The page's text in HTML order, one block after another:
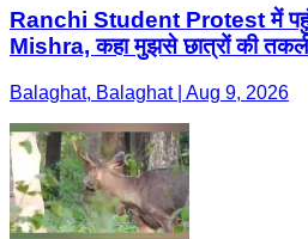
Ranchi Student Protest में
Mishra, कहा मुझसे छात्रों की
Balaghat, Balaghat | Aug 9, 2026